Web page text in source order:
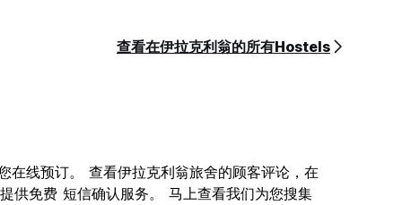
查看在伊拉克利翁的所有Hostels
线预订。 查看伊拉克利翁旅舍的顾客评论，在
供免费 短信确认服务。 马上查看我们为您搜集